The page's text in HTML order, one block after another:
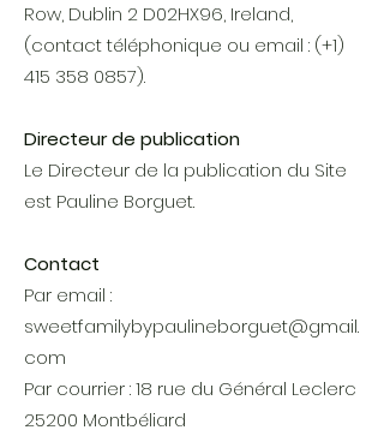
Row, Dublin 2 D02HX96, Ireland,
(contact téléphonique ou email : (+1)
415 358 0857).
Directeur de publication
Le Directeur de la publication du Site
est Pauline Borguet.
Contact
Par email :
sweetfamilybypaulineborguet@gmail.
com
Par courrier : 18 rue du Général Leclerc
25200 Montbéliard